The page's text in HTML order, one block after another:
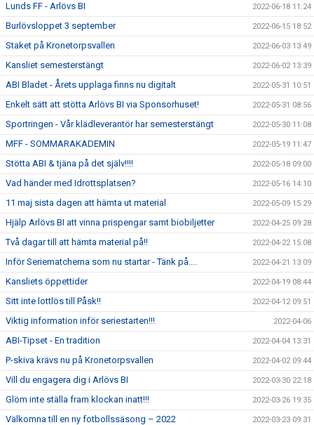
Lunds FF - Arlövs BI 2022-06-18 11:24
Burlövsloppet 3 september 2022-06-15 18:52
Staket på Kronetorpsvallen 2022-06-03 13:49
Kansliet semesterstängt 2022-06-02 13:39
ABI Bladet - Årets upplaga finns nu digitalt 2022-05-31 10:51
Enkelt sätt att stötta Arlövs BI via Sponsorhuset! 2022-05-31 08:56
Sportringen - Vår klädleverantör har semesterstängt 2022-05-30 11:08
MFF - SOMMARAKADEMIN 2022-05-19 11:47
Stötta ABI & tjäna på det själv!!!! 2022-05-18 09:00
Vad händer med Idrottsplatsen? 2022-05-16 14:10
11 maj sista dagen att hämta ut material 2022-05-09 15:29
Hjälp Arlövs BI att vinna prispengar samt biobiljetter 2022-04-25 09:28
Två dagar till att hämta material på!! 2022-04-22 15:08
Inför Seriematcherna som nu startar - Tänk på.... 2022-04-21 13:09
Kansliets öppettider 2022-04-19 08:44
Sitt inte lottlös till Påsk!! 2022-04-12 09:51
Viktig information inför seriestarten!!! 2022-04-06
ABI-Tipset - En tradition 2022-04-04 13:31
P-skiva krävs nu på Kronetorpsvallen 2022-04-02 09:44
Vill du engagera dig i Arlövs BI 2022-03-30 22:18
Glöm inte ställa fram klockan inatt!!! 2022-03-26 19:35
Välkomna till en ny fotbollssäsong – 2022 2022-03-23 09:31